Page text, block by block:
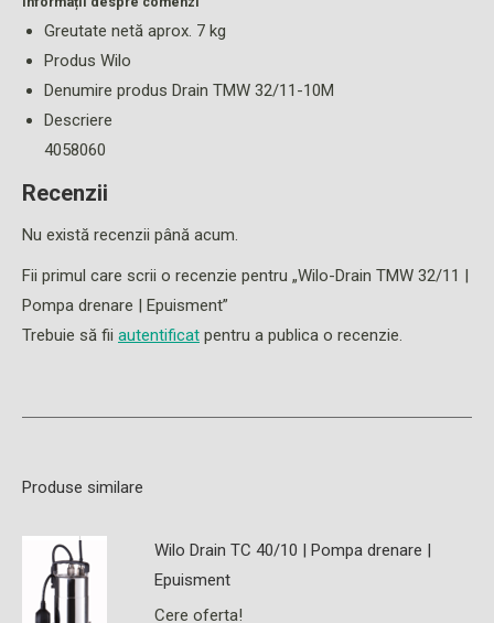
Greutate netă aprox. 7 kg
Produs Wilo
Denumire produs Drain TMW 32/11-10M
Descriere
4058060
Recenzii
Nu există recenzii până acum.
Fii primul care scrii o recenzie pentru „Wilo-Drain TMW 32/11 |
Pompa drenare | Epuisment”
Trebuie să fii autentificat pentru a publica o recenzie.
Produse similare
Wilo Drain TC 40/10 | Pompa drenare |
Epuisment
Cere oferta!